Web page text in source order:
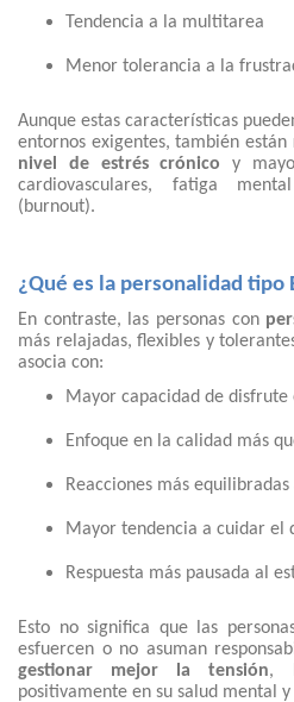
Tendencia a la multitarea
Menor tolerancia a la
Aunque estas características
entornos exigentes, también están
nivel de estrés crónico y
cardiovasculares, fatiga
(burnout).
¿Qué es la personalidad tipo
En contraste, las personas con
más relajadas, flexibles y
asocia con:
Mayor capacidad de
Enfoque en la calidad más
Reacciones más
Mayor tendencia a cuidar el
Respuesta más pausada al
Esto no significa que las
esfuercen o no asuman
gestionar mejor la tensión,
positivamente en su salud mental y